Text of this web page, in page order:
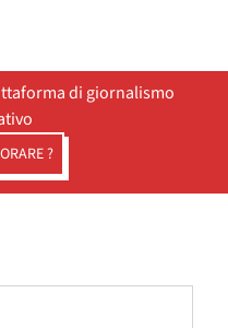
di giornalismo
?